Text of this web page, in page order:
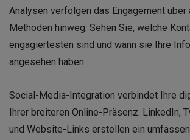
Analysen verfolgen das Engagement über
Methoden hinweg. Sehen Sie, welche
engagiertesten sind und wann sie Ihre
angesehen haben.
Social-Media-Integration verbindet Ihre
Ihrer breiteren Online-Präsenz. LinkedIn,
und Website-Links erstellen ein